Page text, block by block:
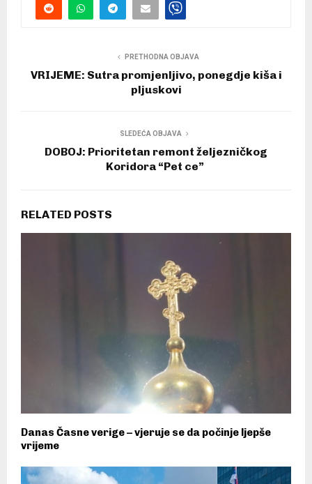
PRETHODNA OBJAVA
VRIJEME: Sutra promjenljivo, ponegdje kiša i
pljuskovi
SLEDEĆA OBJAVA
DOBOJ: Prioritetan remont željezničkog
Koridora “Pet ce”
RELATED POSTS
Danas Časne verige – vjeruje se da počinje ljepše
vrijeme